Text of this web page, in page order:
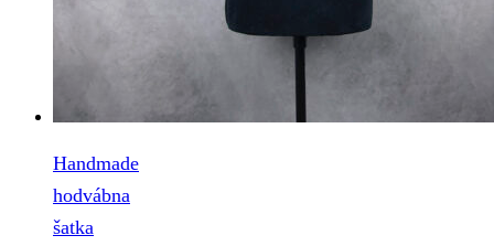
Handmade
hodvábna
šatka